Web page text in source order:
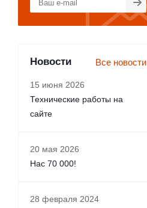
Новости Все новости
15 июня 2026
Технические работы на
сайте
20 мая 2026
Нас 70 000!
28 февраля 2024